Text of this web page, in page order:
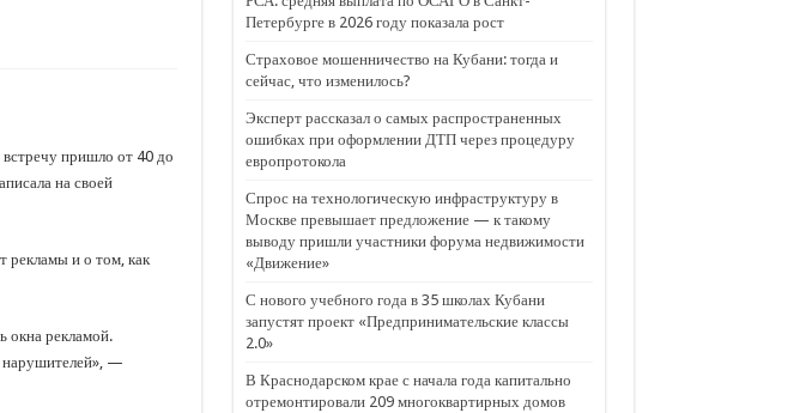
2.0»
пришло от 40 до
на своей
рекламы и о том, как
окна рекламой.
нарушителей», —
Петербурге в 2026 году показала рост
Страховое мошенничество на Кубани: тогда и
сейчас, что изменилось?
Эксперт рассказал о самых распространенных
ошибках при оформлении ДТП через процедуру
европротокола
Спрос на технологическую инфраструктуру в
Москве превышает предложение — к такому
выводу пришли участники форума недвижимости
«Движение»
С нового учебного года в 35 школах Кубани
запустят проект «Предпринимательские классы
2.0»
В Краснодарском крае с начала года капитально
отремонтировали 209 многоквартирных домов